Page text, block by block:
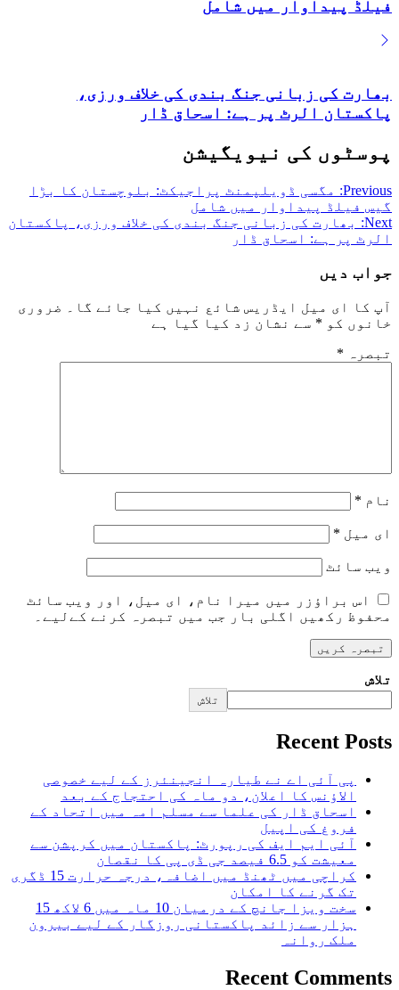
فیلڈ پیداوار میں شامل
بھارت کی زبانی جنگ بندی کی خلاف ورزی،
پاکستان الرٹ پر ہے: اسحاق ڈار
پوسٹوں کی نیویگیشن
Previous:
مگسی ڈویلپمنٹ پراجیکٹ: بلوچستان کا بڑا
گیس فیلڈ پیداوار میں شامل
Next:
بھارت کی زبانی جنگ بندی کی خلاف ورزی، پاکستان
الرٹ پر ہے: اسحاق ڈار
جواب دیں
آپ کا ای میل ایڈریس شائع نہیں کیا جائے گا۔
ضروری
خانوں کو * سے نشان زد کیا گیا ہے
تبصرہ *
نام *
ای میل *
ویب‌ سائٹ
اس براؤزر میں میرا نام، ای میل، اور ویب سائٹ
محفوظ رکھیں اگلی بار جب میں تبصرہ کرنے کےلیے۔
تلاش
تلاش
Recent Posts
پی آئی اے نے طیارہ انجینئرز کے لیے خصوصی
الاؤنس کا اعلان، دو ماہ کی احتجاج کے بعد
اسحاق ڈار کی علما سے مسلم امہ میں اتحاد کے
فروغ کی اپیل
آئی ایم ایف کی رپورٹ: پاکستان میں کرپشن سے
معیشت کو 6.5 فیصد جی ڈی پی کا نقصان
کراچی میں ٹھنڈ میں اضافہ، درجہ حرارت 15 ڈگری
تک گرنے کا امکان
سخت ویزا جانچ کے درمیان 10 ماہ میں 6 لاکھ 15
ہزار سے زائد پاکستانی روزگار کے لیے بیرون
ملک روانہ
Recent Comments